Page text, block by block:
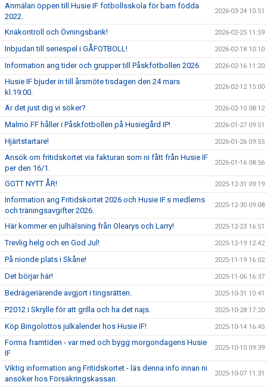
Anmälan öppen till Husie IF fotbollsskola för barn födda
2022.
2026-03-24 10:51
Knäkontroll och Övningsbank! 2026-02-25 11:59
Inbjudan till seriespel i GÅFOTBOLL! 2026-02-18 10:10
Information ang tider och grupper till Påskfotbollen 2026 2026-02-16 11:20
Husie IF bjuder in till årsmöte tisdagen den 24 mars
kl.19:00.
2026-02-12 15:00
Är det just dig vi söker? 2026-02-10 08:12
Malmö FF håller i Påskfotbollen på Husiegård IP! 2026-01-27 09:51
Hjärtstartare! 2026-01-26 09:55
Ansök om fritidskortet via fakturan som ni fått från Husie IF
per den 16/1.
2026-01-16 08:56
GOTT NYTT ÅR! 2025-12-31 09:19
Information ang Fritidskortet 2026 och Husie IF.s medlems
och träningsavgifter 2026.
2025-12-30 09:08
Här kommer en julhälsning från Olearys och Larry! 2025-12-23 16:51
Trevlig helg och en God Jul! 2025-12-19 12:42
På nionde plats i Skåne! 2025-11-19 16:02
Det börjar här! 2025-11-06 16:37
Bedrägeriärende avgjort i tingsrätten. 2025-10-31 10:41
P2012 i Skrylle för att grilla och ha det najs. 2025-10-28 17:20
Köp Bingolottos julkalender hos Husie IF! 2025-10-14 16:45
Forma framtiden - var med och bygg morgondagens Husie
IF
2025-10-10 09:39
Viktig information ang Fritidskortet - läs denna info innan ni
ansöker hos Försäkringskassan.
2025-10-07 11:31